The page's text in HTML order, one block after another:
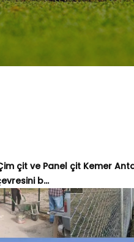
çit ve Panel çit Kemer
b...